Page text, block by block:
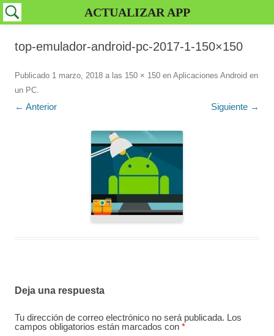
top-emulador-android-pc-2017-1-150×150
Publicado 1 marzo, 2018 a las 150 × 150 en Aplicaciones Android en
un PC.
← Anterior Siguiente →
Deja una respuesta
Tu dirección de correo electrónico no será publicada. Los
campos obligatorios están marcados con *
ACTUALIZAR APP